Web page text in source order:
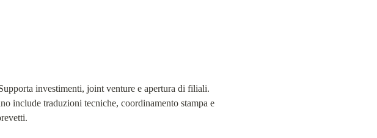
investimenti, joint venture e apertura di filiali.
include traduzioni tecniche, coordinamento stampa e